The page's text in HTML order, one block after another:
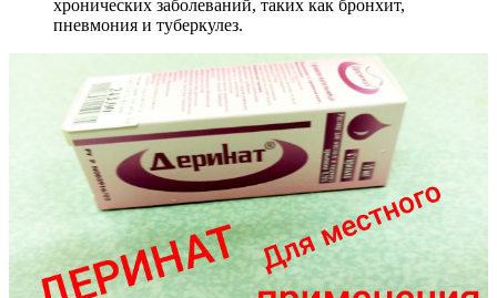
хронических заболеваний, таких как бронхит,
пневмония и туберкулез.